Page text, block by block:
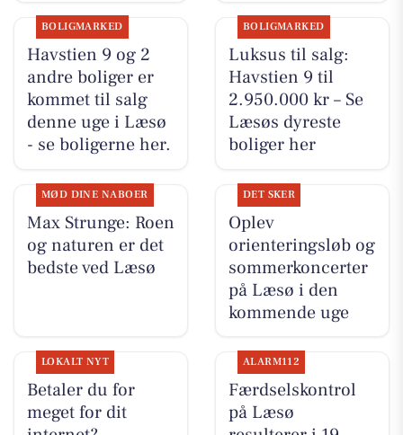
BOLIGMARKED
Havstien 9 og 2
andre boliger er
kommet til salg
denne uge i Læsø
- se boligerne her.
BOLIGMARKED
Luksus til salg:
Havstien 9 til
2.950.000 kr – Se
Læsøs dyreste
boliger her
MØD DINE NABOER
Max Strunge: Roen
og naturen er det
bedste ved Læsø
DET SKER
Oplev
orienteringsløb og
sommerkoncerter
på Læsø i den
kommende uge
LOKALT NYT
Betaler du for
meget for dit
ALARM112
Færdselskontrol
på Læsø